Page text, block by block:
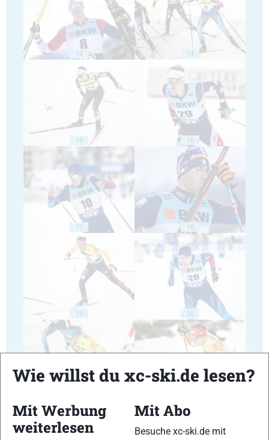
13 14
15 16
17 18
19 20
Wie willst du xc-ski.de lesen?
Mit Werbung
weiterlesen
Mit Abo
Besuche xc-ski.de mit